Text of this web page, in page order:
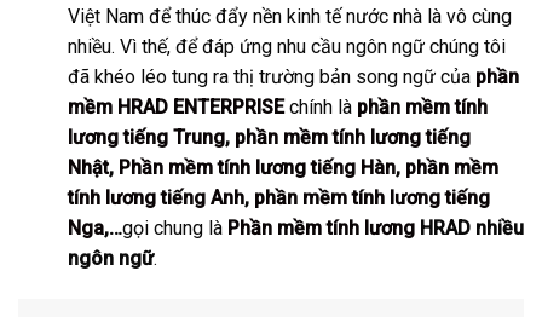
Việt Nam để thúc đẩy nền kinh tế nước nhà là vô cùng
nhiều. Vì thế, để đáp ứng nhu cầu ngôn ngữ chúng tôi
đã khéo léo tung ra thị trường bản song ngữ của phần
mềm HRAD ENTERPRISEchính là phần mềm tính
lương tiếng Trung, phần mềm tính lương tiếng
Nhật, Phần mềm tính lương tiếng Hàn, phần mềm
tính lương tiếng Anh, phần mềm tính lương tiếng
Nga,…gọi chung là Phần mềm tính lươngHRAD nhiều
ngôn ngữ.